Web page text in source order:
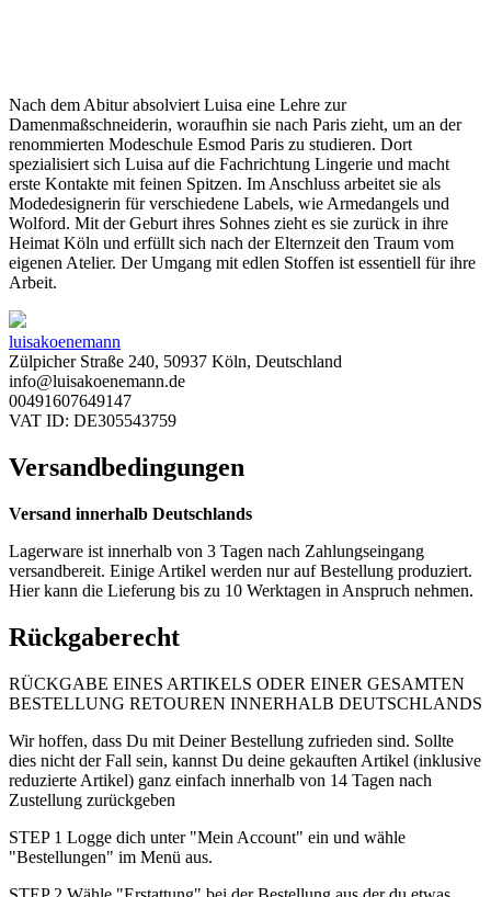
Nach dem Abitur absolviert Luisa eine Lehre zur
Damenmaßschneiderin, woraufhin sie nach Paris zieht, um an der
renommierten Modeschule Esmod Paris zu studieren. Dort
spezialisiert sich Luisa auf die Fachrichtung Lingerie und macht
erste Kontakte mit feinen Spitzen. Im Anschluss arbeitet sie als
Modedesignerin für verschiedene Labels, wie Armedangels und
Wolford. Mit der Geburt ihres Sohnes zieht es sie zurück in ihre
Heimat Köln und erfüllt sich nach der Elternzeit den Traum vom
eigenen Atelier. Der Umgang mit edlen Stoffen ist essentiell für ihre
Arbeit.
luisakoenemann
Zülpicher Straße 240, 50937 Köln, Deutschland
info@luisakoenemann.de
00491607649147
VAT ID: DE305543759
Versandbedingungen
Versand innerhalb Deutschlands
Lagerware ist innerhalb von 3 Tagen nach Zahlungseingang
versandbereit. Einige Artikel werden nur auf Bestellung produziert.
Hier kann die Lieferung bis zu 10 Werktagen in Anspruch nehmen.
Rückgaberecht
RÜCKGABE EINES ARTIKELS ODER EINER GESAMTEN
BESTELLUNG RETOUREN INNERHALB DEUTSCHLANDS
Wir hoffen, dass Du mit Deiner Bestellung zufrieden sind. Sollte
dies nicht der Fall sein, kannst Du deine gekauften Artikel (inklusive
reduzierte Artikel) ganz einfach innerhalb von 14 Tagen nach
Zustellung zurückgeben
STEP 1 Logge dich unter "Mein Account" ein und wähle
"Bestellungen" im Menü aus.